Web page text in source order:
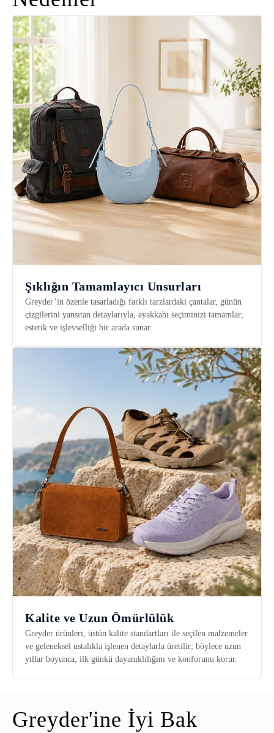
Şıklığın Tamamlayıcı Unsurları
Greyder’in özenle tasarladığı farklı tarzlardaki çantalar, günün
çizgilerini yansıtan detaylarıyla, ayakkabı seçiminizi tamamlar;
estetik ve işlevselliği bir arada sunar.
Kalite ve Uzun Ömürlülük
Greyder ürünleri, üstün kalite standartları ile seçilen malzemeler
ve geleneksel ustalıkla işlenen detaylarla üretilir; böylece uzun
yıllar boyunca, ilk günkü dayanıklılığını ve konforunu korur.
Greyder'ine İyi Bak